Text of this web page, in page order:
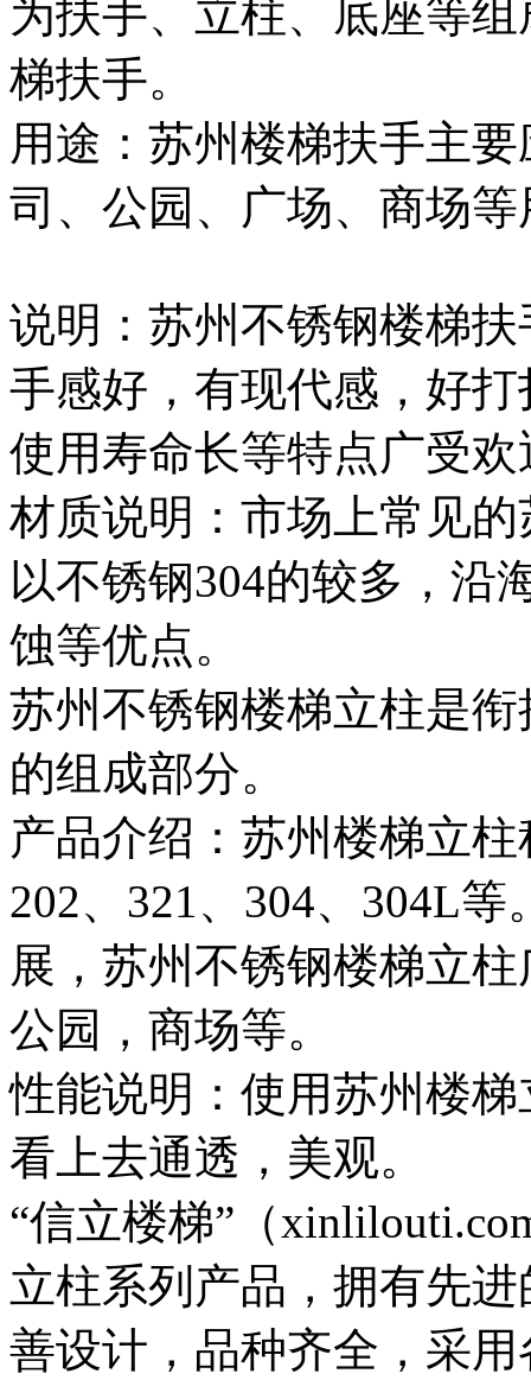
为扶手、立柱、底座等
梯扶手。
用途：苏州楼梯扶手主
司、公园、广场、商场
说明：苏州不锈钢楼梯
手感好，有现代感，好
使用寿命长等特点广
材质说明：市场上常见
以不锈钢304的较多，沿
蚀等优点。
苏州不锈钢楼梯立柱是
的组成部分。
产品介绍：苏州楼梯立
202、321、304、304L
展，苏州不锈钢楼梯立
公园，商场等。
性能说明：使用苏州楼
看上去通透，美观。
“信立楼梯”（
立柱系列产品，拥有先
善设计，品种齐全，采